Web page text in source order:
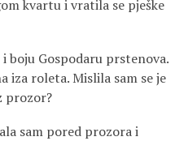
kvartu i vratila se pješke
boju Gospodaru prstenova.
iza roleta. Mislila sam se je
prozor?
sam pored prozora i